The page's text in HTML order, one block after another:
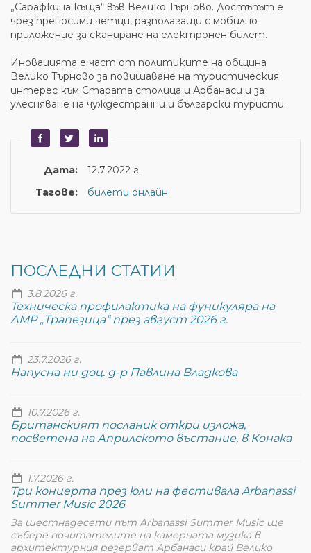
„Сарафкина къща“ във Велико Търново. Достъпът е
чрез преносими четци, разполагащи с мобилно
приложение за сканиране на електронен билет.
Иновацията е част от политиките на община
Велико Търново за повишаване на туристическия
интерес към Старата столица и Арбанаси и за
улесняване на чуждестранни и български туристи.
Дата:
12.7.2022 г.
Тагове:
билети онлайн
ПОСЛЕДНИ СТАТИИ
3.8.2026 г.
Техническа профилактика на фуникуляра на
АМР „Трапезица“ през август 2026 г.
23.7.2026 г.
Напусна ни доц. д-р Павлина Владкова
10.7.2026 г.
Британският посланик откри изложа,
посветена на Априлското въстание, в Конака
1.7.2026 г.
Три концерта през юли на фестивала Arbanassi
Summer Music 2026
За шестнадесети път Arbanassi Summer Music ще
събере почитателите на камерната музика в
архитектурния резерват Арбанаси край Велико